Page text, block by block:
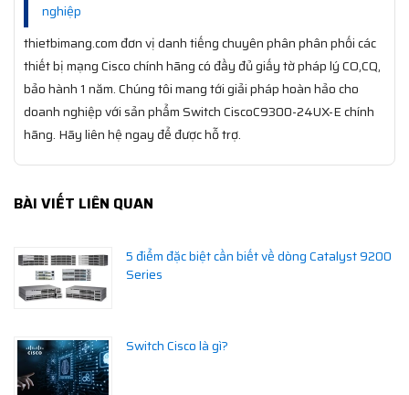
nghiệp
thietbimang.com đơn vị danh tiếng chuyên phân phân phối các
thiết bị mạng Cisco chính hãng có đầy đủ giấy tờ pháp lý CO,CQ,
bảo hành 1 năm. Chúng tôi mang tới giải pháp hoàn hảo cho
doanh nghiệp với sản phẩm Switch CiscoC9300-24UX-E chính
hãng. Hãy liên hệ ngay để được hỗ trợ.
BÀI VIẾT LIÊN QUAN
5 điểm đặc biệt cần biết về dòng Catalyst 9200
Series
Switch Cisco là gì?